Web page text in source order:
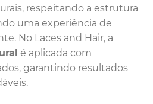
respeitando a estrutura
uma experiência de
No Laces and Hair, a
é aplicada com
garantindo resultados